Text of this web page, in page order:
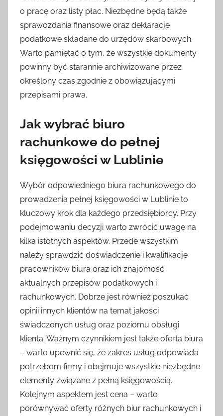
o pracę oraz listy płac. Niezbędne będą także
sprawozdania finansowe oraz deklaracje
podatkowe składane do urzędów skarbowych.
Warto pamiętać o tym, że wszystkie dokumenty
powinny być starannie archiwizowane przez
określony czas zgodnie z obowiązującymi
przepisami prawa.
Jak wybrać biuro
rachunkowe do pełnej
księgowości w Lublinie
Wybór odpowiedniego biura rachunkowego do
prowadzenia pełnej księgowości w Lublinie to
kluczowy krok dla każdego przedsiębiorcy. Przy
podejmowaniu decyzji warto zwrócić uwagę na
kilka istotnych aspektów. Przede wszystkim
należy sprawdzić doświadczenie i kwalifikacje
pracowników biura oraz ich znajomość
aktualnych przepisów podatkowych i
rachunkowych. Dobrze jest również poszukać
opinii innych klientów na temat jakości
świadczonych usług oraz poziomu obsługi
klienta. Ważnym czynnikiem jest także oferta biura
– warto upewnić się, że zakres usług odpowiada
potrzebom firmy i obejmuje wszystkie niezbędne
elementy związane z pełną księgowością.
Kolejnym aspektem jest cena – warto
porównywać oferty różnych biur rachunkowych i